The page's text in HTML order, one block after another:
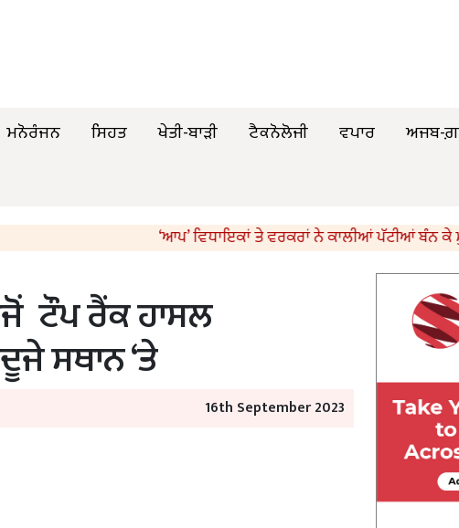
ਮਨੋਰੰਜਨ ਸਿਹਤ ਖੇਤੀ-ਬਾੜੀ ਟੈਕਨੋਲੋਜੀ ਵਪਾਰ ਅਜਬ-
‘ਆਪ’ ਵਿਧਾਇਕਾਂ ਤੇ ਵਰਕਰਾਂ ਨੇ ਕਾਲੀਆਂ ਪੱਟੀਆਂ ਬੰਨ ਕੇ ਮੁੱਖ
ਟੌਪ ਰੈਂਕ ਹਾਸਲ
ਸਥਾਨ ‘ਤੇ
16th September 2023